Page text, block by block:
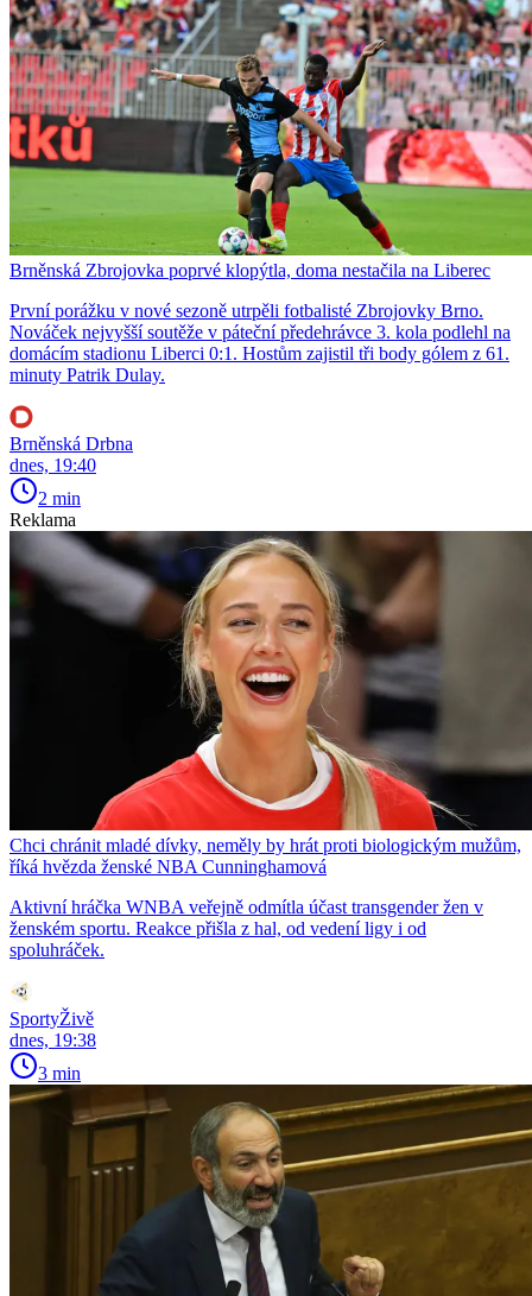
Brněnská Zbrojovka poprvé klopýtla, doma nestačila na Liberec
První porážku v nové sezoně utrpěli fotbalisté Zbrojovky Brno.
Nováček nejvyšší soutěže v páteční předehrávce 3. kola podlehl na
domácím stadionu Liberci 0:1. Hostům zajistil tři body gólem z 61.
minuty Patrik Dulay.
Brněnská Drbna
dnes, 19:40
2 min
Reklama
Chci chránit mladé dívky, neměly by hrát proti biologickým mužům,
říká hvězda ženské NBA Cunninghamová
Aktivní hráčka WNBA veřejně odmítla účast transgender žen v
ženském sportu. Reakce přišla z hal, od vedení ligy i od
spoluhráček.
SportyŽivě
dnes, 19:38
3 min